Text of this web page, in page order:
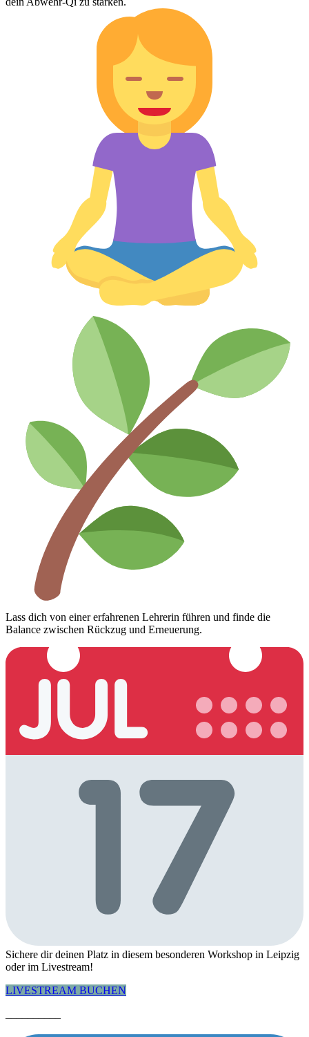
Lass dich von einer erfahrenen Lehrerin führen und finde die
Balance zwischen Rückzug und Erneuerung.
Sichere dir deinen Platz in diesem besonderen Workshop in Leipzig
oder im Livestream!
LIVESTREAM BUCHEN